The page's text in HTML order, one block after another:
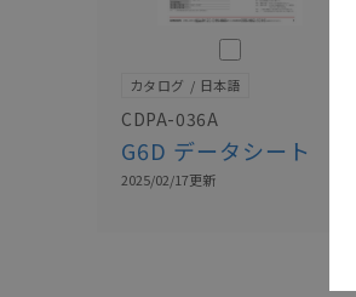
このカタログを選択
カタログ 日本語
CDPA-036A
G6D データシート
2025/02/17更新